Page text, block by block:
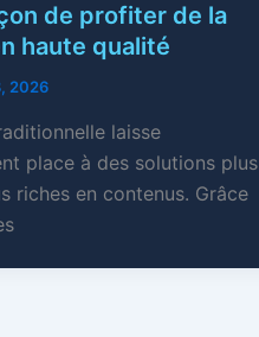
de profiter de la
haute qualité
2026
laisse
place à des solutions plus
riches en contenus. Grâce